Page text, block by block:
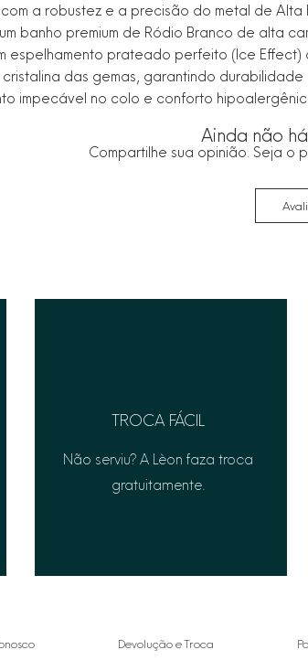
a robustez e a precisão do metal de Alta
banho premium de Ródio Branco de alta
espelhamento prateado perfeito (Ice Effect)
das gemas, garantindo durabilidade
impecável no colo e conforto
Ainda não
Compartilhe sua opinião. Seja o
TROCA FÁCIL
Não serviu? A Lèon faza troca
gratuitamente.
Devolução e Troca